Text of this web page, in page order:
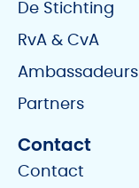
De Stichting
RvA & CvA
Ambassadeurs
Partners
Contact
Contact